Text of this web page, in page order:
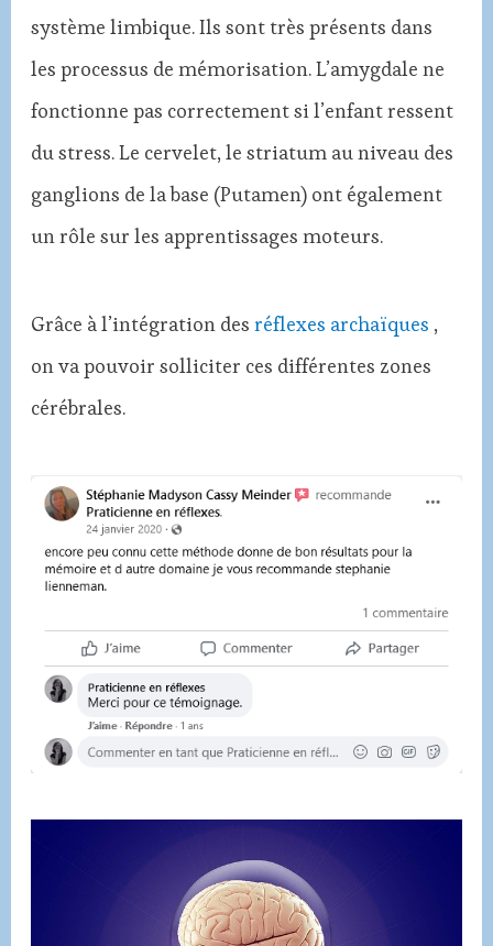
système limbique. Ils sont très présents dans
les processus de mémorisation. L’amygdale ne
fonctionne pas correctement si l’enfant ressent
du stress. Le cervelet, le striatum au niveau des
ganglions de la base (Putamen) ont également
un rôle sur les apprentissages moteurs.
Grâce à l’intégration desréflexes archaïques ,
on va pouvoir solliciter ces différentes zones
cérébrales.